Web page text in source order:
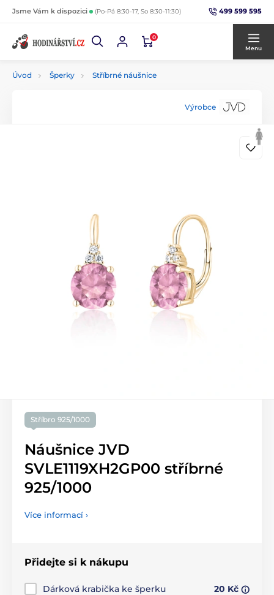
Jsme Vám k dispozici (Po-Pá 8:30-17, So 8:30-11:30) 499 599 595
0
Menu
Úvod Šperky Stříbrné náušnice
Výrobce
Stříbro 925/1000
Náušnice JVD
SVLE1119XH2GP00 stříbrné
925/1000
Více informací ›
Přidejte si k nákupu
Dárková krabička ke šperku 20 Kč